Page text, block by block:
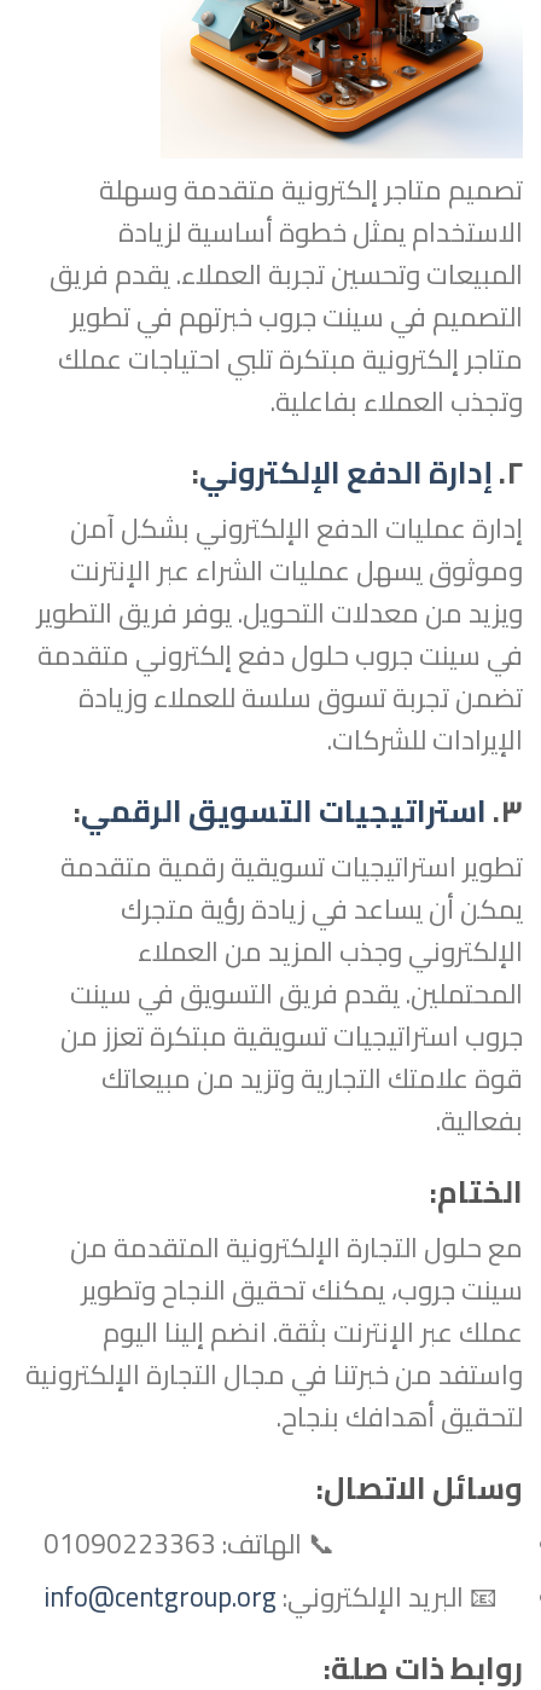
تصميم متاجر إلكترونية متقدمة وسهلة
الاستخدام يمثل خطوة أساسية لزيادة
المبيعات وتحسين تجربة العملاء. يقدم فريق
التصميم في سينت جروب خبرتهم في تطوير
متاجر إلكترونية مبتكرة تلبي احتياجات عملك
وتجذب العملاء بفاعلية.
٢. إدارة الدفع الإلكتروني:
إدارة عمليات الدفع الإلكتروني بشكل آمن
وموثوق يسهل عمليات الشراء عبر الإنترنت
ويزيد من معدلات التحويل. يوفر فريق التطوير
في سينت جروب حلول دفع إلكتروني متقدمة
تضمن تجربة تسوق سلسة للعملاء وزيادة
الإيرادات للشركات.
٣. استراتيجيات التسويق الرقمي:
تطوير استراتيجيات تسويقية رقمية متقدمة
يمكن أن يساعد في زيادة رؤية متجرك
الإلكتروني وجذب المزيد من العملاء
المحتملين. يقدم فريق التسويق في سينت
جروب استراتيجيات تسويقية مبتكرة تعزز من
قوة علامتك التجارية وتزيد من مبيعاتك
بفعالية.
الختام:
مع حلول التجارة الإلكترونية المتقدمة من
سينت جروب، يمكنك تحقيق النجاح وتطوير
عملك عبر الإنترنت بثقة. انضم إلينا اليوم
واستفد من خبرتنا في مجال التجارة الإلكترونية
لتحقيق أهدافك بنجاح.
وسائل الاتصال:
📞 الهاتف: 01090223363
📧 البريد الإلكتروني:info@centgroup.org
روابط ذات صلة: